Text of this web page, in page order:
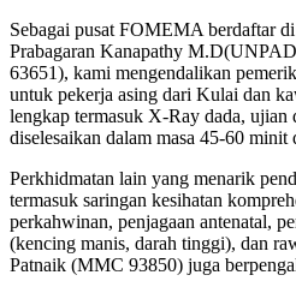
Sebagai pusat FOMEMA berdaftar
Prabagaran Kanapathy
63651), kami mengendalikan
untuk pekerja asing dari Kulai dan
lengkap termasuk X-Ray dada, ujian
diselesaikan dalam masa 45-60 minit
Perkhidmatan lain yang menarik
termasuk saringan kesihatan
perkahwinan, penjagaan antenatal,
(kencing manis, darah tinggi), dan
Patnaik (MMC 93850) juga